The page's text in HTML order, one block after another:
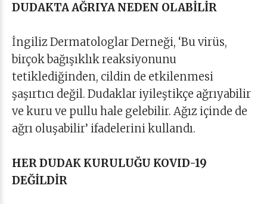
DUDAKTA AĞRIYA NEDEN OLABİLİR
İngiliz Dermatologlar Derneği, ‘Bu virüs,
birçok bağışıklık reaksiyonunu
tetiklediğinden, cildin de etkilenmesi
şaşırtıcı değil. Dudaklar iyileştikçe ağrıyabilir
ve kuru ve pullu hale gelebilir. Ağız içinde de
ağrı oluşabilir’ ifadelerini kullandı.
HER DUDAK KURULUĞU KOVID-19
DEĞİLDİR